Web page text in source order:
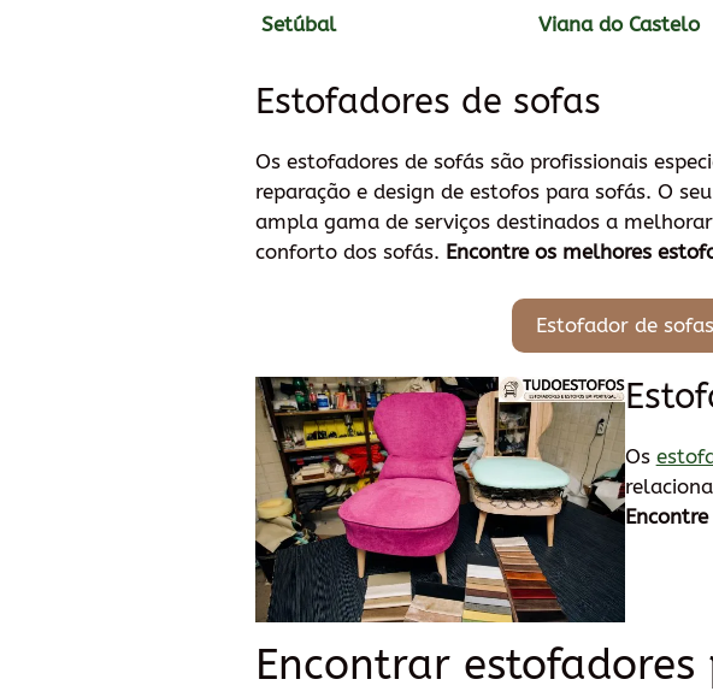
Setúbal Viana do Castelo
Estofadores de sofas
Os estofadores de sofás são profissionais
reparação e design de estofos para sofás. O
ampla gama de serviços destinados a
conforto dos sofás. Encontre os melhores
Estofador de sofas
Os
Encontrar